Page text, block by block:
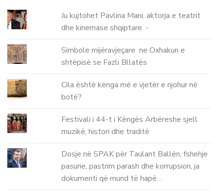
Ju kujtohet Pavlina Mani, aktorja e teatrit
dhe kinemase shqiptare. -
Simbole mijëravjeçare ne Oxhakun e
shtëpisë se Fazli Bllatës
Cila është kënga më e vjetër e njohur në
botë?
Festivali i 44-t i Këngës Arbëreshe sjell
muzikë, histori dhe traditë
Dosje në SPAK për Taulant Ballën, fshehje
pasurie, pastrim parash dhe korrupsion, ja
dokumenti që mund të hapë…